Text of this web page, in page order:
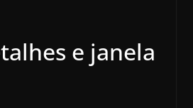
e janela